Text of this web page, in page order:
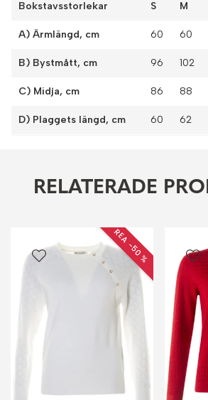
Bokstavsstorlekar S M
A) Ärmlängd, cm 60 60
B) Bystmått, cm 96 102
C) Midja, cm 86 88
D) Plaggets längd, cm 60 62
RELATERADE
REA −50 %